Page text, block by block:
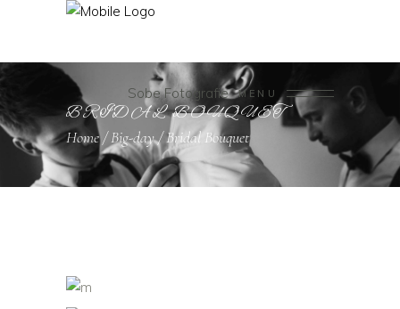
Sobe Fotografie MENU
BRIDAL BOUQUET
Home/Big-day/Bridal Bouquet